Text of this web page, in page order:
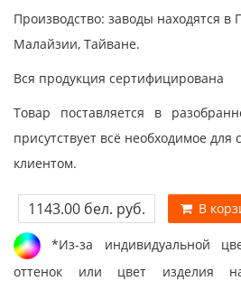
Производство: заводы находятся в
Малайзии, Тайване.
Вся продукция сертифицирована
Товар поставляется в
присутствует всё необходимое для
клиентом.
1143.00 бел. руб. В
*Из-за индивидуальной
оттенок или цвет изделия